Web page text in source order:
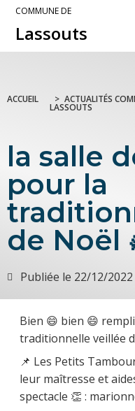
COMMUNE DE
Lassouts
ACCUEIL > ACTUALITÉS
LASSOUTS
la salle
pour la
de Noël
Publiée le 22/12/2022
Bien 😄 bien 😄
traditionnelle veillée
📌 Les Petits
leur maîtresse et
spectacle 👏 :